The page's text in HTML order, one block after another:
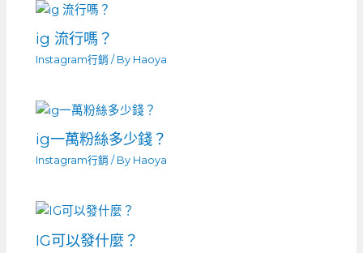
ig 流行嗎？
Instagram行銷 / By Haoya
ig一萬粉絲多少錢？
Instagram行銷 / By Haoya
IG可以發什麼？